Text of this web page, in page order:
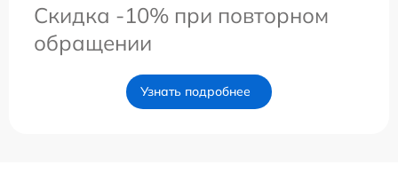
Скидка -10% при повторном
обращении
Узнать подробнее